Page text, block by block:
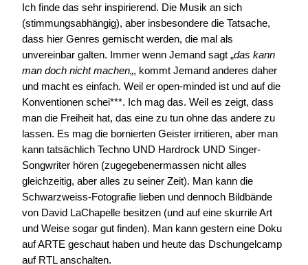
Ich finde das sehr inspirierend. Die Musik an sich
(stimmungsabhängig), aber insbesondere die Tatsache,
dass hier Genres gemischt werden, die mal als
unvereinbar galten. Immer wenn Jemand sagt „das kann
man doch nicht machen„, kommt Jemand anderes daher
und macht es einfach. Weil er open-minded ist und auf die
Konventionen schei***. Ich mag das. Weil es zeigt, dass
man die Freiheit hat, das eine zu tun ohne das andere zu
lassen. Es mag die bornierten Geister irritieren, aber man
kann tatsächlich Techno UND Hardrock UND Singer-
Songwriter hören (zugegebenermassen nicht alles
gleichzeitig, aber alles zu seiner Zeit). Man kann die
Schwarzweiss-Fotografie lieben und dennoch Bildbände
von David LaChapelle besitzen (und auf eine skurrile Art
und Weise sogar gut finden). Man kann gestern eine Doku
auf ARTE geschaut haben und heute das Dschungelcamp
auf RTL anschalten.